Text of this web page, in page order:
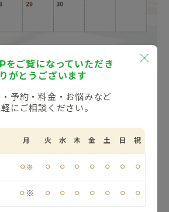
付時間が異なります。詳しくはお問
お知らせ一覧へ戻る
をご覧になっていただき
がとうございます
予約・料金・お悩みなど
にご相談ください。
月 火 水 木 金 土 日 祝
⚪︎ ※ ⚪︎ ⚪︎ ⚪︎ ⚪︎ ⚪︎ ⚪︎ ⚪︎
⚪︎ ※ ⚪︎ ⚪︎ ⚪︎ ⚪︎ ⚪︎ ⚪︎ ⚪︎